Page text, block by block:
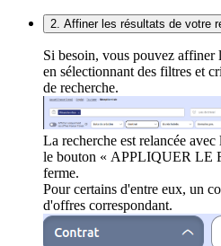
2. Affiner les résultats de votre
Si besoin, vous pouvez affiner
en sélectionnant des filtres et
de recherche.
La recherche est relancée
le bouton « APPLIQUER LE
ferme.
Pour certains d'entre eux, un
d'offres correspondant.